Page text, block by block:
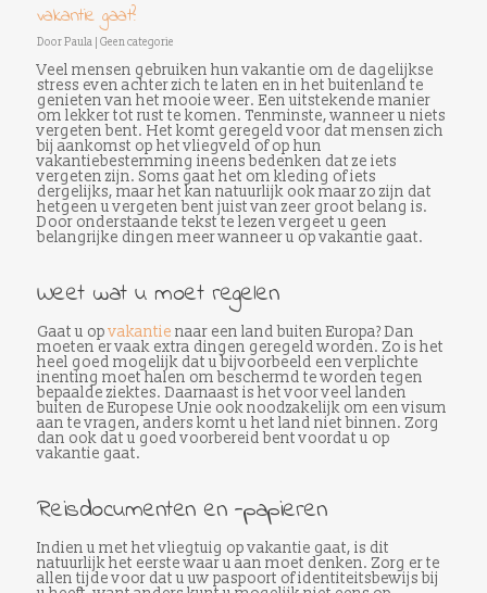
vakantie gaat?
Door Paula Geen categorie
Veel mensen gebruiken hun vakantie om de dagelijkse
stress even achter zich te laten en in het buitenland te
genieten van het mooie weer. Een uitstekende manier
om lekker tot rust te komen. Tenminste, wanneer u niets
vergeten bent. Het komt geregeld voor dat mensen zich
bij aankomst op het vliegveld of op hun
vakantiebestemming ineens bedenken dat ze iets
vergeten zijn. Soms gaat het om kleding of iets
dergelijks, maar het kan natuurlijk ook maar zo zijn dat
hetgeen u vergeten bent juist van zeer groot belang is.
Door onderstaande tekst te lezen vergeet u geen
belangrijke dingen meer wanneer u op vakantie gaat.
Weet wat u moet regelen
Gaat u opvakantie naar een land buiten Europa? Dan
moeten er vaak extra dingen geregeld worden. Zo is het
heel goed mogelijk dat u bijvoorbeeld een verplichte
inenting moet halen om beschermd te worden tegen
bepaalde ziektes. Daarnaast is het voor veel landen
buiten de Europese Unie ook noodzakelijk om een visum
aan te vragen, anders komt u het land niet binnen. Zorg
dan ook dat u goed voorbereid bent voordat u op
vakantie gaat.
Reisdocumenten en -papieren
Indien u met het vliegtuig op vakantie gaat, is dit
natuurlijk het eerste waar u aan moet denken. Zorg er te
allen tijde voor dat u uw paspoort of identiteitsbewijs bij